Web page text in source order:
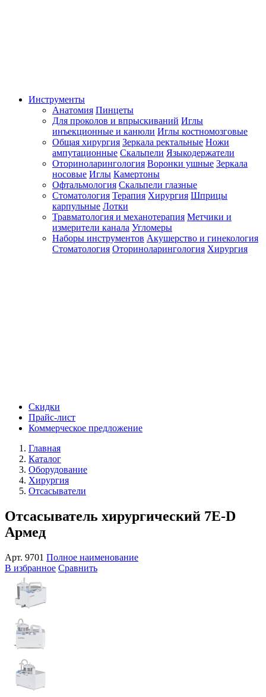
Инструменты
Анатомия Пинцеты
Для проколов и впрыскиваний Иглы
инъекционные и канюли Иглы костномозговые
Общая хирургия Зеркала ректальные Ножи
ампутационные Скальпели Языкодержатели
Оториноларингология Воронки ушные Зеркала
носовые Иглы Камертоны
Офтальмология Скальпели глазные
Стоматология Терапия Хирургия Шприцы
карпульные Лотки
Травматология и механотерапия Метчики и
измерители канала Угломеры
Наборы инструментов Акушерство и гинекология
Стоматология Оториноларингология Хирургия
Скидки
Прайс-лист
Коммерческое предложение
Главная
Каталог
Оборудование
Хирургия
Отсасыватели
Отсасыватель хирургический 7E-D
Армед
Арт. 9701 Полное наименование
В избранное Сравнить